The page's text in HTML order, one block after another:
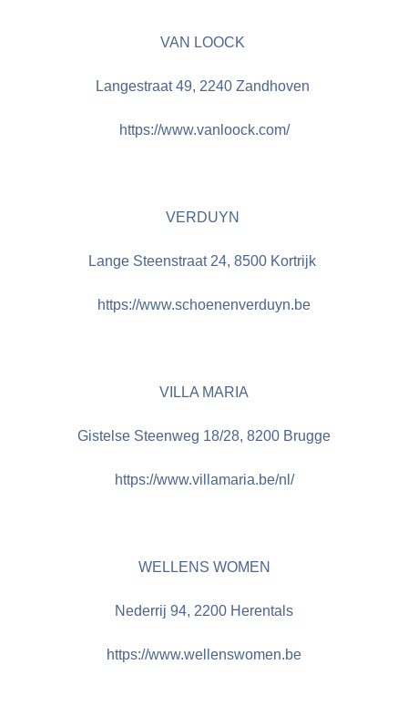
VAN LOOCK
Langestraat 49, 2240 Zandhoven
https://www.vanloock.com/
VERDUYN
Lange Steenstraat 24, 8500 Kortrijk
https://www.schoenenverduyn.be
VILLA MARIA
Gistelse Steenweg 18/28, 8200 Brugge
https://www.villamaria.be/nl/
WELLENS WOMEN
Nederrij 94, 2200 Herentals
https://www.wellenswomen.be